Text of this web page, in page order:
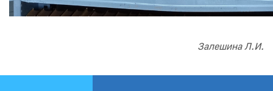
Залешина Л.И.